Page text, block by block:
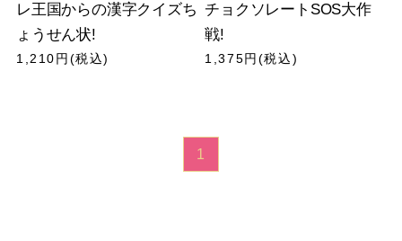
レ王国からの漢字クイズち
ょうせん状!
1,210円(税込)
チョクソレートSOS大作
戦!
1,375円(税込)
1